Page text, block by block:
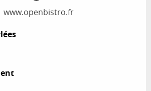
www.openbistro.fr